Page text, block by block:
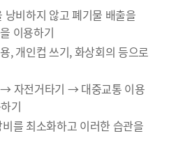
비하지 않고 폐기물 배출을
이용하기
, 개인컵 쓰기, 화상회의 등으로
자전거타기 → 대중교통 이용
기
를 최소화하고 이러한 습관을